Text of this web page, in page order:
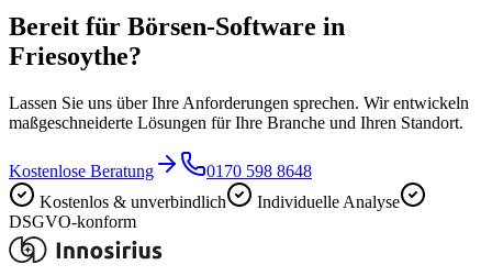
Bereit für Börsen-Software in
Friesoythe?
Lassen Sie uns über Ihre Anforderungen sprechen. Wir entwickeln
maßgeschneiderte Lösungen für Ihre Branche und Ihren Standort.
Kostenlose Beratung
0170 598 8648
Kostenlos & unverbindlich
Individuelle Analyse
DSGVO-konform